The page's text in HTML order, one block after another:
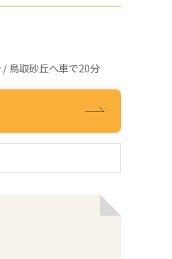
鳥取砂丘へ車で20分